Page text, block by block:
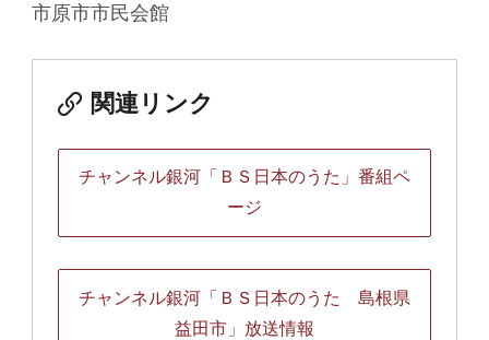
市原市市民会館
関連リンク
チャンネル銀河「ＢＳ日本のうた」番組ペ
ージ
チャンネル銀河「ＢＳ日本のうた 島根県
益田市」放送情報